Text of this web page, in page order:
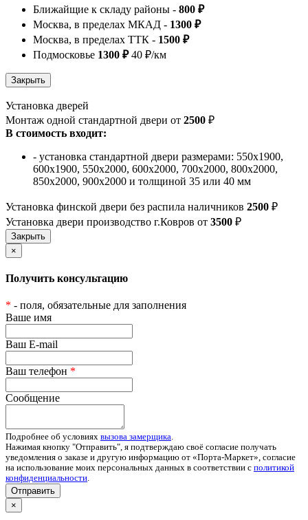
Ближайщие к складу районы - 800 ₽
Москва, в пределах МКАД - 1300 ₽
Москва, в пределах ТТК - 1500 ₽
Подмосковье 1300 ₽40 ₽/км
Установка дверей
Монтаж одной стандартной двери от 2500 ₽
В стоимость входит:
- установка стандартной двери размерами: 550х1900,
600х1900, 550х2000, 600х2000, 700х2000, 800х2000,
850х2000, 900х2000 и толщиной 35 или 40 мм
Установка финской двери без распила наличников 2500 ₽
Установка двери производство г.Ковров от 3500 ₽
×
Получить консультацию
* - поля, обязательные для заполнения
Ваше имя
Ваш E-mail
Ваш телефон *
Сообщение
Подробнее об условиях вызова замерщика.
Нажимая кнопку "Отправить", я подтверждаю своё согласие получать
уведомления о заказе и другую информацию от «Порта-Маркет», согласие
на использование моих персональных данных в соответствии с политикой
конфиденциальности.
Отправить
×